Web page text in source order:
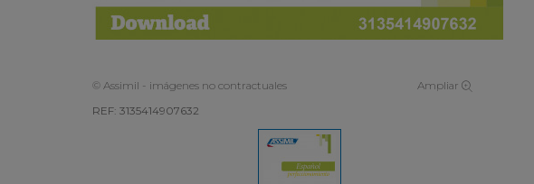
© Assimil - imágenes no contractuales
Ampliar
REF: 3135414907632